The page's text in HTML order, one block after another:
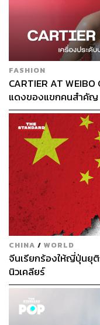
FASHION
CARTIER AT
แดงของแขกคนสำคัญ
CHINA / WORLD
จีนเรียกร้องให้ญี่ปุ่นยุ
นิวเคลียร์